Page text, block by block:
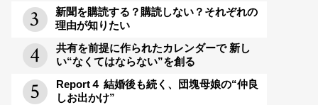
新聞を購読する？購読しない？それぞれの
理由が知りたい
共有を前提に作られたカレンダーで 新し
い“なくてはならない”を創る
Report４ 結婚後も続く、団塊母娘の“仲良
しお出かけ”